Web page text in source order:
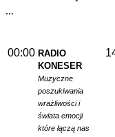
...
00:00 RADIO
KONESER
Muzyczne
poszukiwania
wrażliwości i
świata emocji
które łączą nas